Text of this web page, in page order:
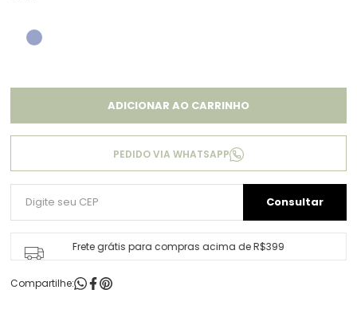
ADICIONAR AO CARRINHO
PEDIDO VIA WHATSAPP
Frete grátis para compras acima de R$399
Compartilhe: